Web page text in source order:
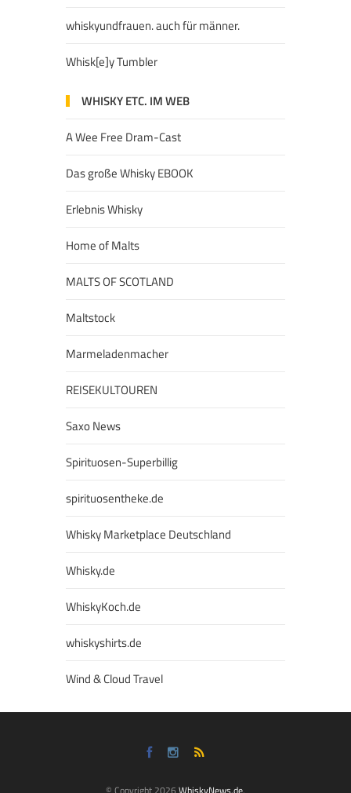
whiskyundfrauen. auch für männer.
Whisk[e]y Tumbler
WHISKY ETC. IM WEB
A Wee Free Dram-Cast
Das große Whisky EBOOK
Erlebnis Whisky
Home of Malts
MALTS OF SCOTLAND
Maltstock
Marmeladenmacher
REISEKULTOUREN
Saxo News
Spirituosen-Superbillig
spirituosentheke.de
Whisky Marketplace Deutschland
Whisky.de
WhiskyKoch.de
whiskyshirts.de
Wind & Cloud Travel